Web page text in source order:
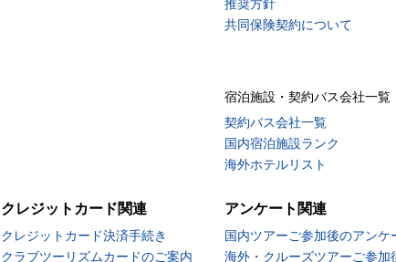
推奨方針
共同保険契約について
宿泊施設・契約バス会社一覧
契約バス会社一覧
国内宿泊施設ランク
海外ホテルリスト
クレジットカード関連
クレジットカード決済手続き
クラブツーリズムカードのご案内
アンケート関連
国内ツアーご参加後のアンケ
海外・クルーズツアーご参加